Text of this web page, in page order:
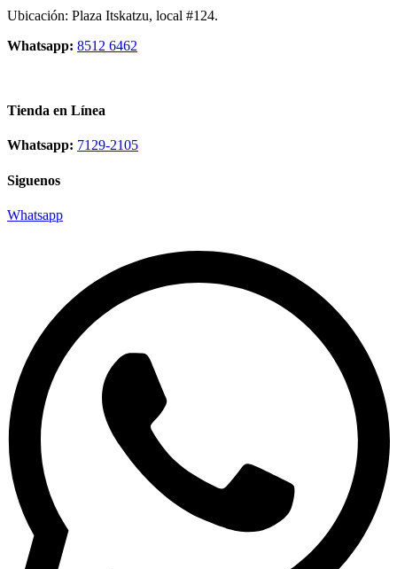
Ubicación: Plaza Itskatzu, local #124.
Whatsapp: 8512 6462
Tienda en Línea
Whatsapp: 7129-2105
Siguenos
Whatsapp